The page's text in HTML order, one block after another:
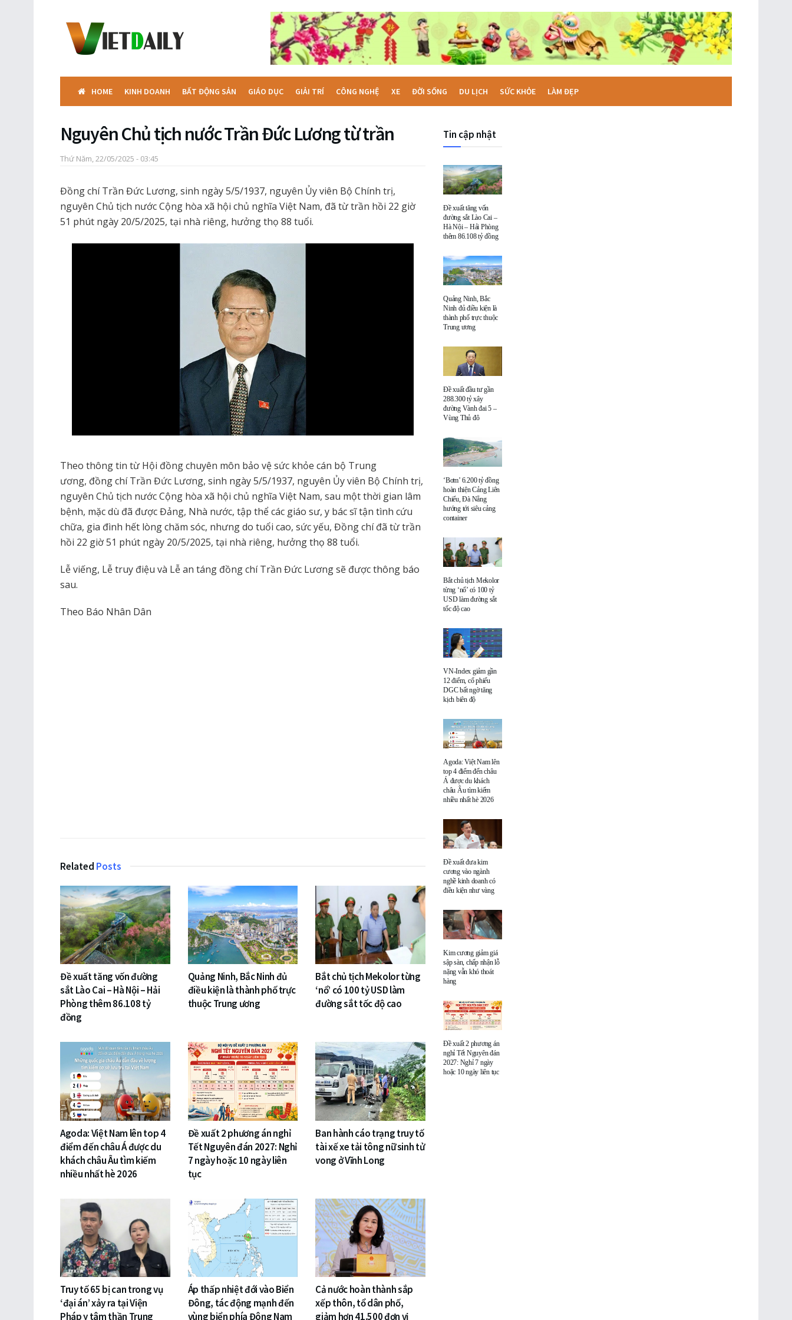
HOME KINH DOANH BẤT ĐỘNG SẢN GIÁO DỤC GIẢI TRÍ CÔNG NGHỆ XE ĐỜI SỐNG DU LỊCH SỨC KHỎE LÀM ĐẸP
Nguyên Chủ tịch nước Trần Đức Lương từ trần
Thứ Năm, 22/05/2025 - 03:45
Đồng chí Trần Đức Lương, sinh ngày 5/5/1937, nguyên Ủy viên Bộ Chính trị,
nguyên Chủ tịch nước Cộng hòa xã hội chủ nghĩa Việt Nam, đã từ trần hồi 22 giờ
51 phút ngày 20/5/2025, tại nhà riêng, hưởng thọ 88 tuổi.
Theo thông tin từ Hội đồng chuyên môn bảo vệ sức khỏe cán bộ Trung
ương, đồng chí Trần Đức Lương, sinh ngày 5/5/1937, nguyên Ủy viên Bộ Chính trị,
nguyên Chủ tịch nước Cộng hòa xã hội chủ nghĩa Việt Nam, sau một thời gian lâm
bệnh, mặc dù đã được Đảng, Nhà nước, tập thể các giáo sư, y bác sĩ tận tình cứu
chữa, gia đình hết lòng chăm sóc, nhưng do tuổi cao, sức yếu, Đồng chí đã từ trần
hồi 22 giờ 51 phút ngày 20/5/2025, tại nhà riêng, hưởng thọ 88 tuổi.
Lễ viếng, Lễ truy điệu và Lễ an táng đồng chí Trần Đức Lương sẽ được thông báo
sau.
Theo Báo Nhân Dân
Related Posts
Đề xuất tăng vốn đường
sắt Lào Cai – Hà Nội – Hải
Phòng thêm 86.108 tỷ
đồng
Quảng Ninh, Bắc Ninh đủ
điều kiện là thành phố trực
thuộc Trung ương
Bắt chủ tịch Mekolor từng
‘nổ’ có 100 tỷ USD làm
đường sắt tốc độ cao
Agoda: Việt Nam lên top 4
điểm đến châu Á được du
khách châu Âu tìm kiếm
nhiều nhất hè 2026
Đề xuất 2 phương án nghỉ
Tết Nguyên đán 2027: Nghỉ
7 ngày hoặc 10 ngày liên
tục
Ban hành cáo trạng truy tố
tài xế xe tải tông nữ sinh tử
vong ở Vĩnh Long
Truy tố 65 bị can trong vụ
‘đại án’ xảy ra tại Viện
Pháp y tâm thần Trung
Áp thấp nhiệt đới vào Biển
Đông, tác động mạnh đến
vùng biển phía Đông Nam
Cả nước hoàn thành sắp
xếp thôn, tổ dân phố,
giảm hơn 41.500 đơn vị
Tin cập nhật
Đề xuất tăng vốn
đường sắt Lào Cai –
Hà Nội – Hải Phòng
thêm 86.108 tỷ đồng
Quảng Ninh, Bắc
Ninh đủ điều kiện là
thành phố trực thuộc
Trung ương
Đề xuất đầu tư gần
288.300 tỷ xây
đường Vành đai 5 –
Vùng Thủ đô
‘Bơm’ 6.200 tỷ đồng
hoàn thiện Cảng Liên
Chiểu, Đà Nẵng
hướng tới siêu cảng
container
Bắt chủ tịch Mekolor
từng ‘nổ’ có 100 tỷ
USD làm đường sắt
tốc độ cao
VN-Index giảm gần
12 điểm, cổ phiếu
DGC bất ngờ tăng
kịch biên độ
Agoda: Việt Nam lên
top 4 điểm đến châu
Á được du khách
châu Âu tìm kiếm
nhiều nhất hè 2026
Đề xuất đưa kim
cương vào ngành
nghề kinh doanh có
điều kiện như vàng
Kim cương giảm giá
sập sàn, chấp nhận lỗ
nặng vẫn khó thoát
hàng
Đề xuất 2 phương án
nghỉ Tết Nguyên đán
2027: Nghỉ 7 ngày
hoặc 10 ngày liên tục